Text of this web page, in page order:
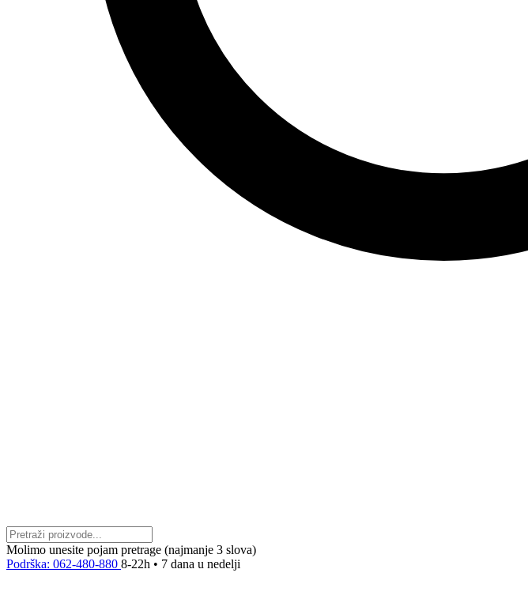
Molimo unesite pojam pretrage (najmanje 3 slova)
Podrška: 062-480-880 8-22h • 7 dana u nedelji